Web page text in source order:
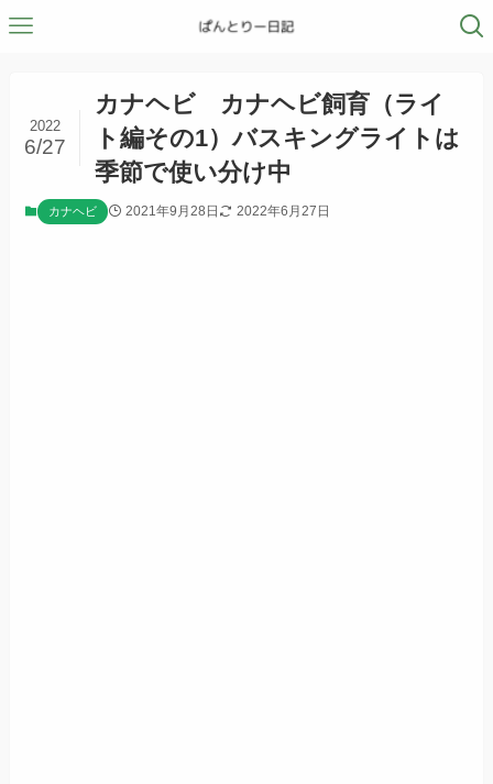
カナヘビ カナヘビ飼育（ライ
ト編その1）バスキングライトは
季節で使い分け中
2022
6/27
カナヘビ 2021年9月28日 2022年6月27日